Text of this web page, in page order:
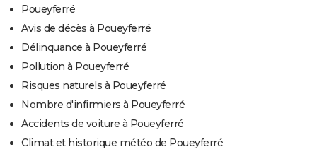
Poueyferré
Avis de décès à Poueyferré
Délinquance à Poueyferré
Pollution à Poueyferré
Risques naturels à Poueyferré
Nombre d'infirmiers à Poueyferré
Accidents de voiture à Poueyferré
Climat et historique météo de Poueyferré